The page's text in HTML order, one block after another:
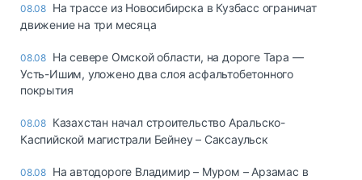
08.08 На трассе из Новосибирска в Кузбасс ограничат
движение на три месяца
08.08 На севере Омской области, на дороге Тара —
Усть-Ишим, уложено два слоя асфальтобетонного
покрытия
08.08 Казахстан начал строительство Аральско-
Каспийской магистрали Бейнеу – Саксаульск
08.08 На автодороге Владимир – Муром – Арзамас в